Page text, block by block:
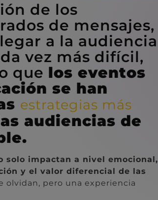
de los
de mensajes,
a la audiencia
vez más difícil,
que los eventos
se han
estrategias más
audiencias de
solo impactan a nivel emocional,
y el valor diferencial de las
olvidan, pero una experiencia